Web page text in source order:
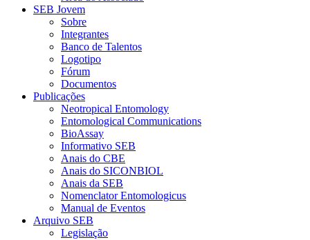
SEB Jovem
Sobre
Integrantes
Banco de Talentos
Logotipo
Fórum
Documentos
Publicações
Neotropical Entomology
Entomological Communications
BioAssay
Informativo SEB
Anais do CBE
Anais do SICONBIOL
Anais da SEB
Nomenclator Entomologicus
Manual de Eventos
Arquivo SEB
Legislação